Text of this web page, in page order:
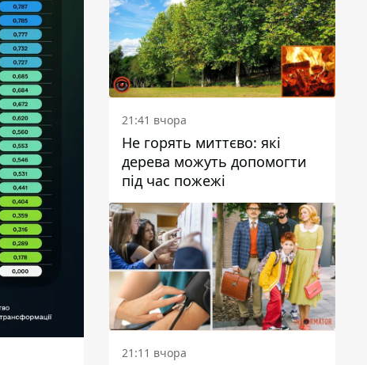
21:41 вчора
Не горять миттєво: які
дерева можуть допомогти
під час пожежі
21:11 вчора